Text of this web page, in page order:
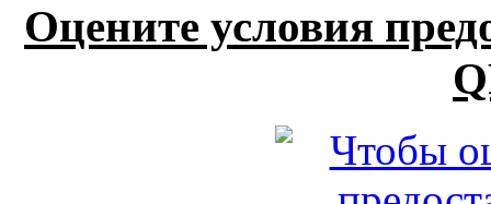
Оцените условия